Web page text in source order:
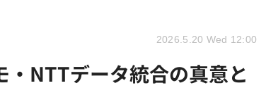
NTTデータ統合の真意と
2026.5.20 Wed 12:00